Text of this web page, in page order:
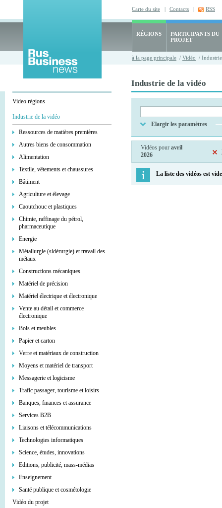
Carte du site | Contacts | RSS
RÉGIONS
PARTICIPANTS DU
PROJET
à la page principale / Vidéo /
Video régions
Industrie de la vidéo
Ressources de matières premières
Autres biens de consommation
Alimentation
Textile, vêtements et chaussures
Bâtiment
Agriculture et élevage
Caoutchouc et plastiques
Chimie, raffinage du pétrol,
pharmaceutique
Energie
Métallurgie (sidérurgie) et travail des
métaux
Constructions mécaniques
Matériel de précision
Matériel électrique et électronique
Vente au détail et commerce
électronique
Bois et meubles
Papier et carton
Verre et matériaux de construction
Moyens et matériel de transport
Messagerie et logicisme
Trafic passager, tourisme et loisirs
Banques, finances et assurance
Services В2В
Liaisons et télécommunications
Technologies informatiques
Science, études, innovations
Editions, publicité, mass-médias
Enseignement
Santé publique et cosmétologie
Vidéo du projet
Industrie de la vidéo
Elargir les paramètres
Vidéos pour avril
2026
La liste des vidéos est vide